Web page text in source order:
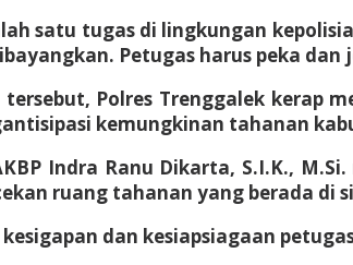
satu tugas di lingkungan
Petugas harus peka
Polres Trenggalek kerap
kemungkinan tahanan
Indra Ranu Dikarta, S.I.K.,
ruang tahanan yang berada di
dan kesiapsiagaan